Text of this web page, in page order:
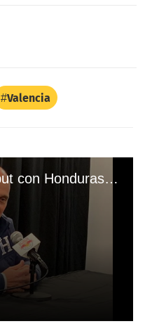
Valencia
Fabián Coito en su debut con Honduras: "Muy satisfecho con el rendimiento de mi equipo"